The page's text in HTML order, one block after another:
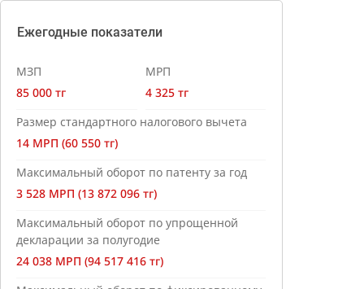
Ежегодные показатели
МЗП
85 000 тг
МРП
4 325 тг
Размер стандартного налогового вычета
14 МРП (60 550 тг)
Максимальный оборот по патенту за год
3 528 МРП (13 872 096 тг)
Максимальный оборот по упрощенной
декларации за полугодие
24 038 МРП (94 517 416 тг)